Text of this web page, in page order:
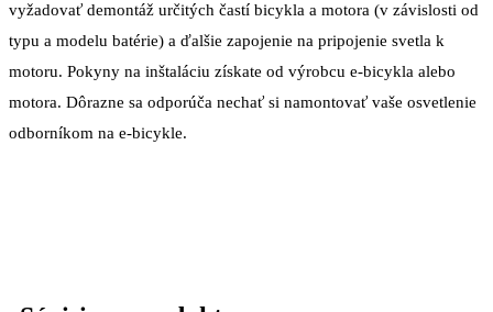
vyžadovať demontáž určitých častí bicykla a motora (v závislosti od
typu a modelu batérie) a ďalšie zapojenie na pripojenie svetla k
motoru. Pokyny na inštaláciu získate od výrobcu e-bicykla alebo
motora. Dôrazne sa odporúča nechať si namontovať vaše osvetlenie
odborníkom na e-bicykle.